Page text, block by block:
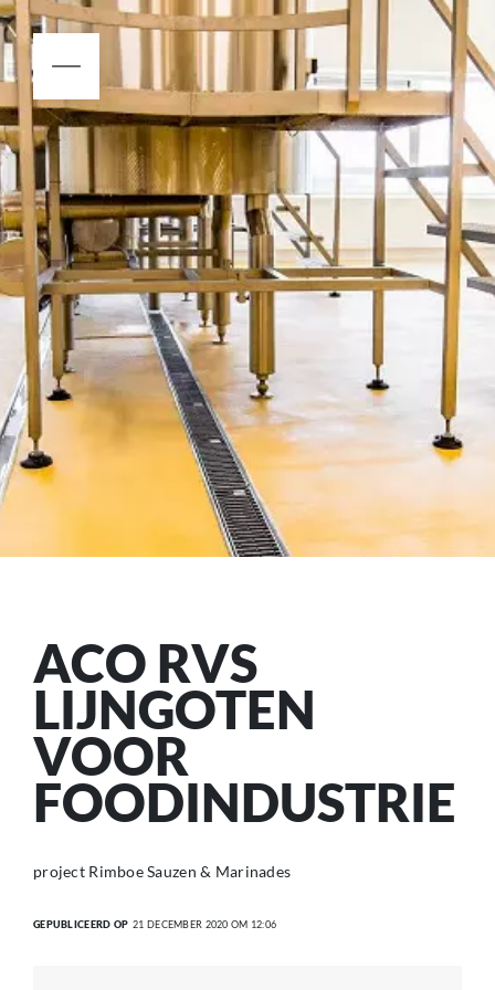
ACO RVS
LIJNGOTEN
VOOR
FOODINDUSTRIE
project Rimboe Sauzen & Marinades
GEPUBLICEERD OP 21 DECEMBER 2020 OM 12:06